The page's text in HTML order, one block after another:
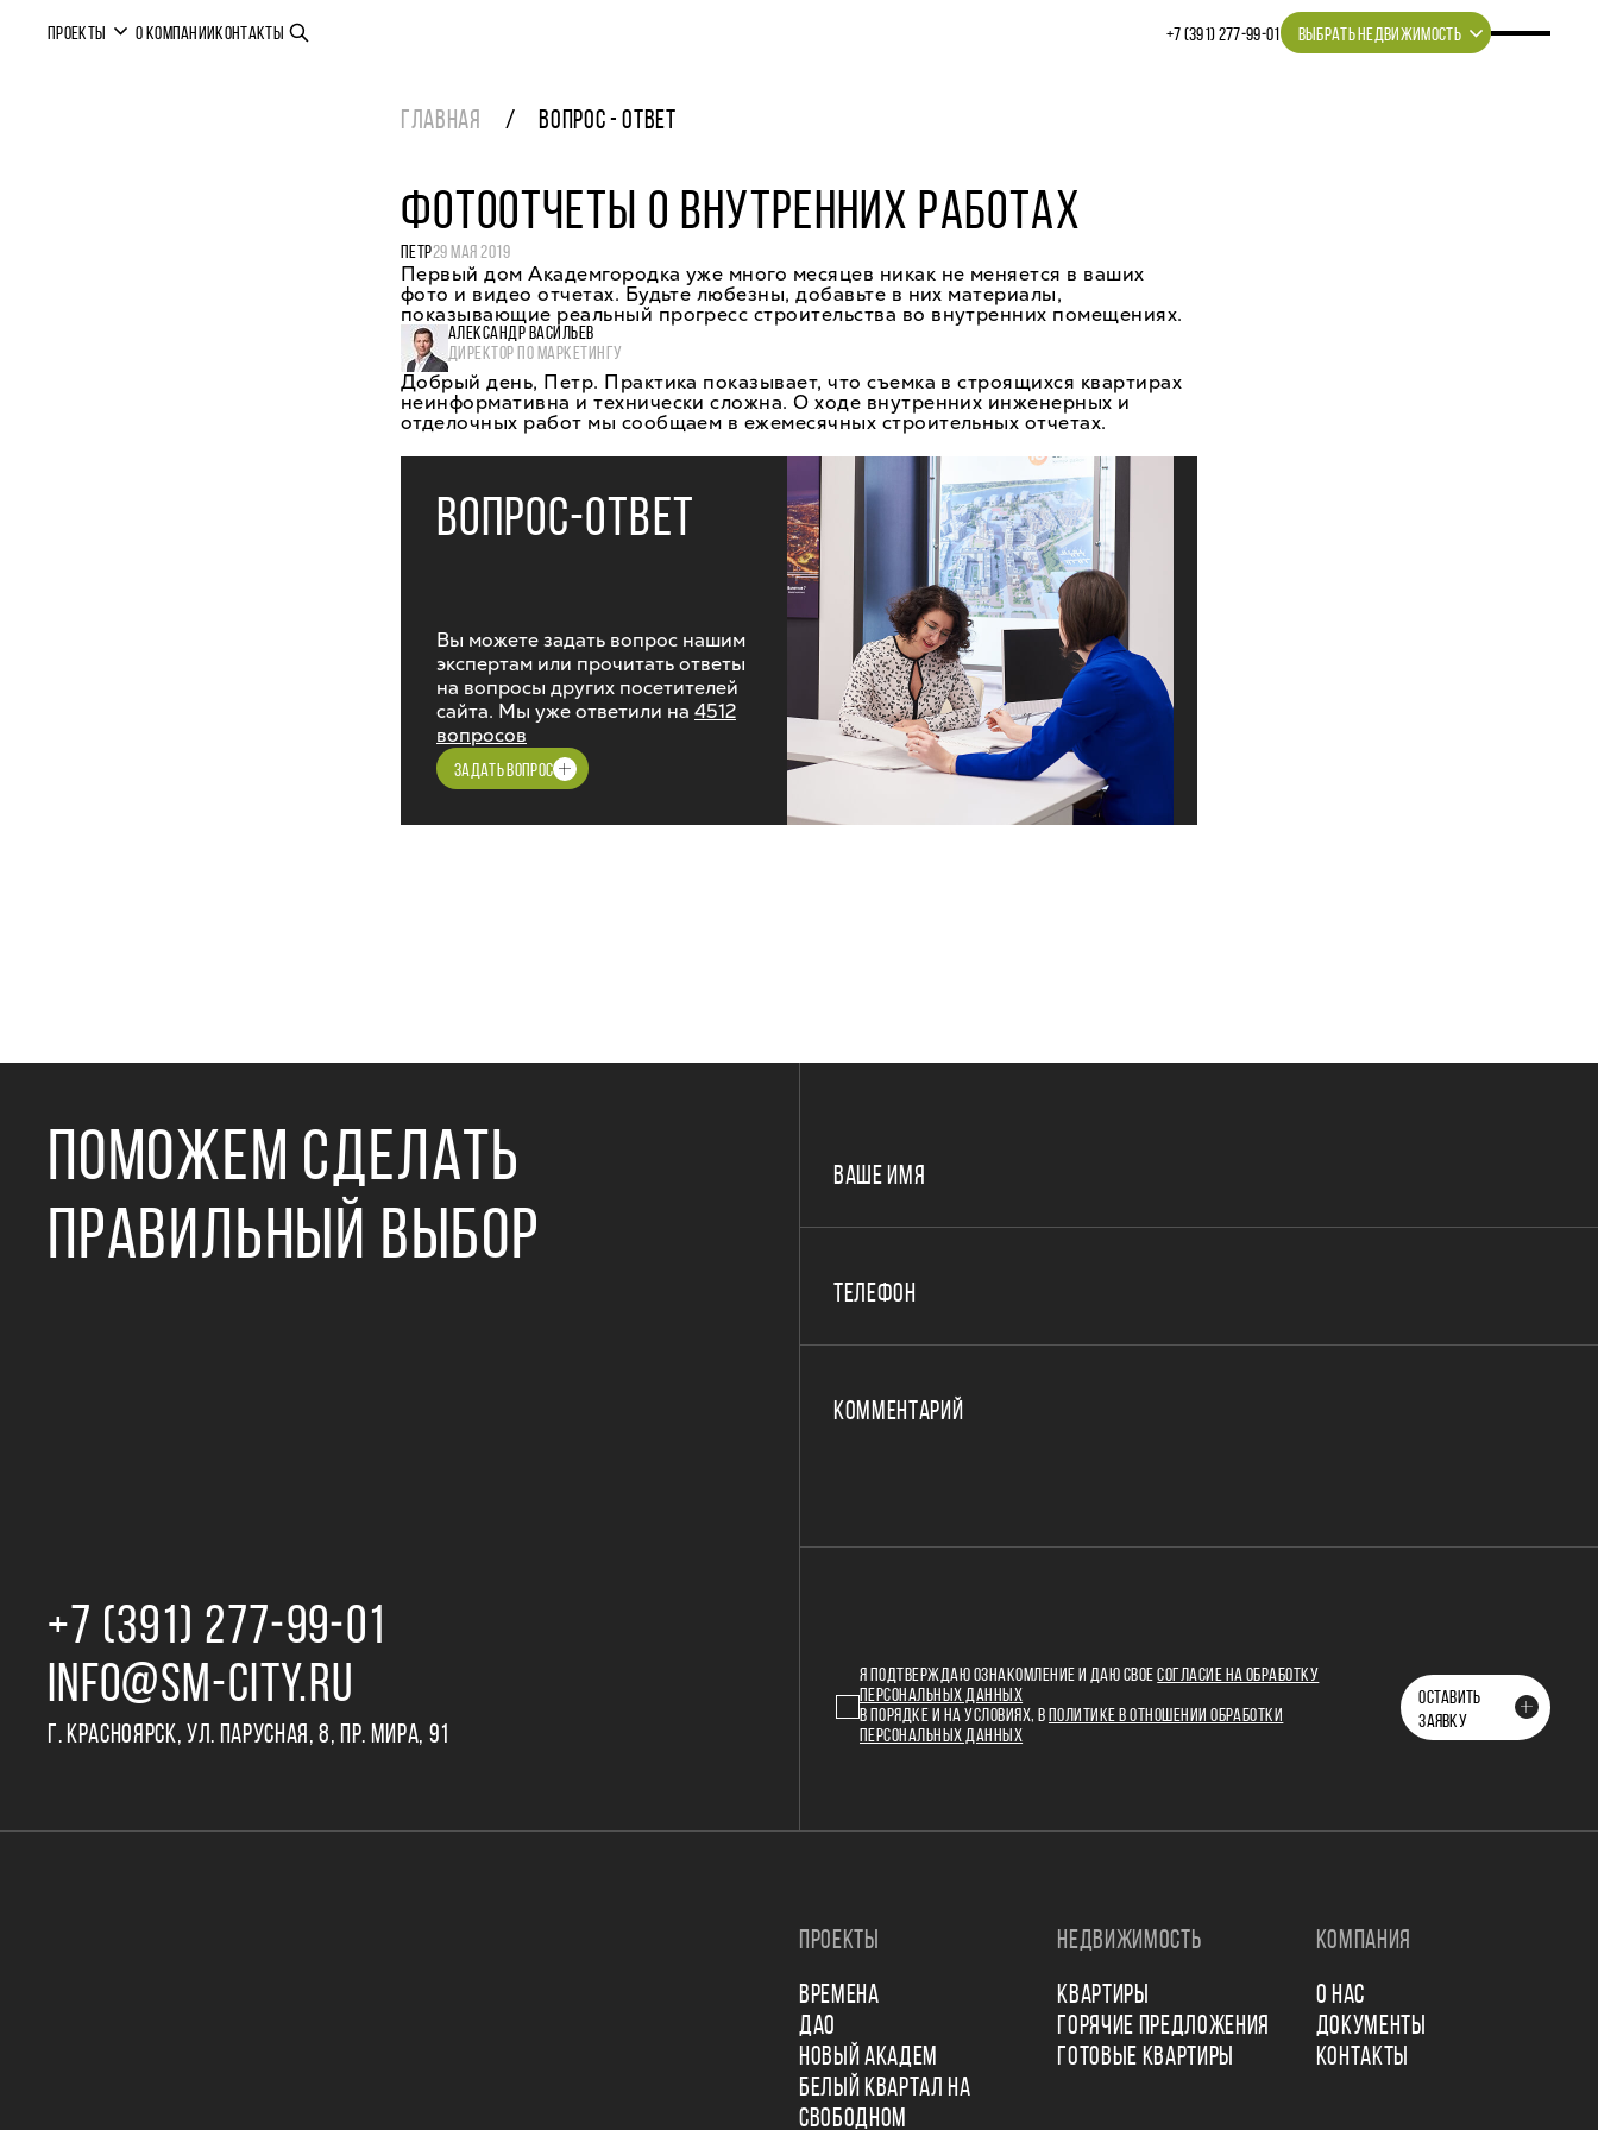
ПРОЕКТЫ О КОМПАНИИКОНТАКТЫ +7 (391) 277‒99‒01 ВЫБРАТЬ НЕДВИЖИМОСТЬ
ГЛАВНАЯ ВОПРОС - ОТВЕТ
ФОТООТЧЕТЫ О ВНУТРЕННИХ РАБОТАХ
ПЕТР29 МАЯ 2019
Первый дом Академгородка уже много месяцев никак не меняется в ваших
фото и видео отчетах. Будьте любезны, добавьте в них материалы,
показывающие реальный прогресс строительства во внутренних помещениях.
АЛЕКСАНДР ВАСИЛЬЕВ
ДИРЕКТОР ПО МАРКЕТИНГУ
Добрый день, Петр. Практика показывает, что съемка в строящихся квартирах
неинформативна и технически сложна. О ходе внутренних инженерных и
отделочных работ мы сообщаем в ежемесячных строительных отчетах.
ВОПРОС-ОТВЕТ
Вы можете задать вопрос нашим
экспертам или прочитать ответы
на вопросы других посетителей
сайта. Мы уже ответили на 4512
вопросов
ЗАДАТЬ ВОПРОС
ПОМОЖЕМ СДЕЛАТЬ
ПРАВИЛЬНЫЙ ВЫБОР
+7 (391) 277‒99‒01
INFO@SM-CITY.RU
Г. КРАСНОЯРСК, УЛ. ПАРУСНАЯ, 8, ПР. МИРА, 91
ВАШЕ ИМЯ
ТЕЛЕФОН
КОММЕНТАРИЙ
Я ПОДТВЕРЖДАЮ ОЗНАКОМЛЕНИЕ И ДАЮ СВОЕСОГЛАСИЕ НА ОБРАБОТКУ
ПЕРСОНАЛЬНЫХ ДАННЫХ
В ПОРЯДКЕ И НА УСЛОВИЯХ, В
ПОЛИТИКЕ В ОТНОШЕНИИ ОБРАБОТКИ
ПЕРСОНАЛЬНЫХ ДАННЫХ
ОСТАВИТЬ
ЗАЯВКУ
ПРОЕКТЫ
ВРЕМЕНА
ДАО
НОВЫЙ АКАДЕМ
БЕЛЫЙ КВАРТАЛ НА
СВОБОДНОМ
НЕДВИЖИМОСТЬ
КВАРТИРЫ
ГОРЯЧИЕ ПРЕДЛОЖЕНИЯ
ГОТОВЫЕ КВАРТИРЫ
КОМПАНИЯ
О НАС
ДОКУМЕНТЫ
КОНТАКТЫ